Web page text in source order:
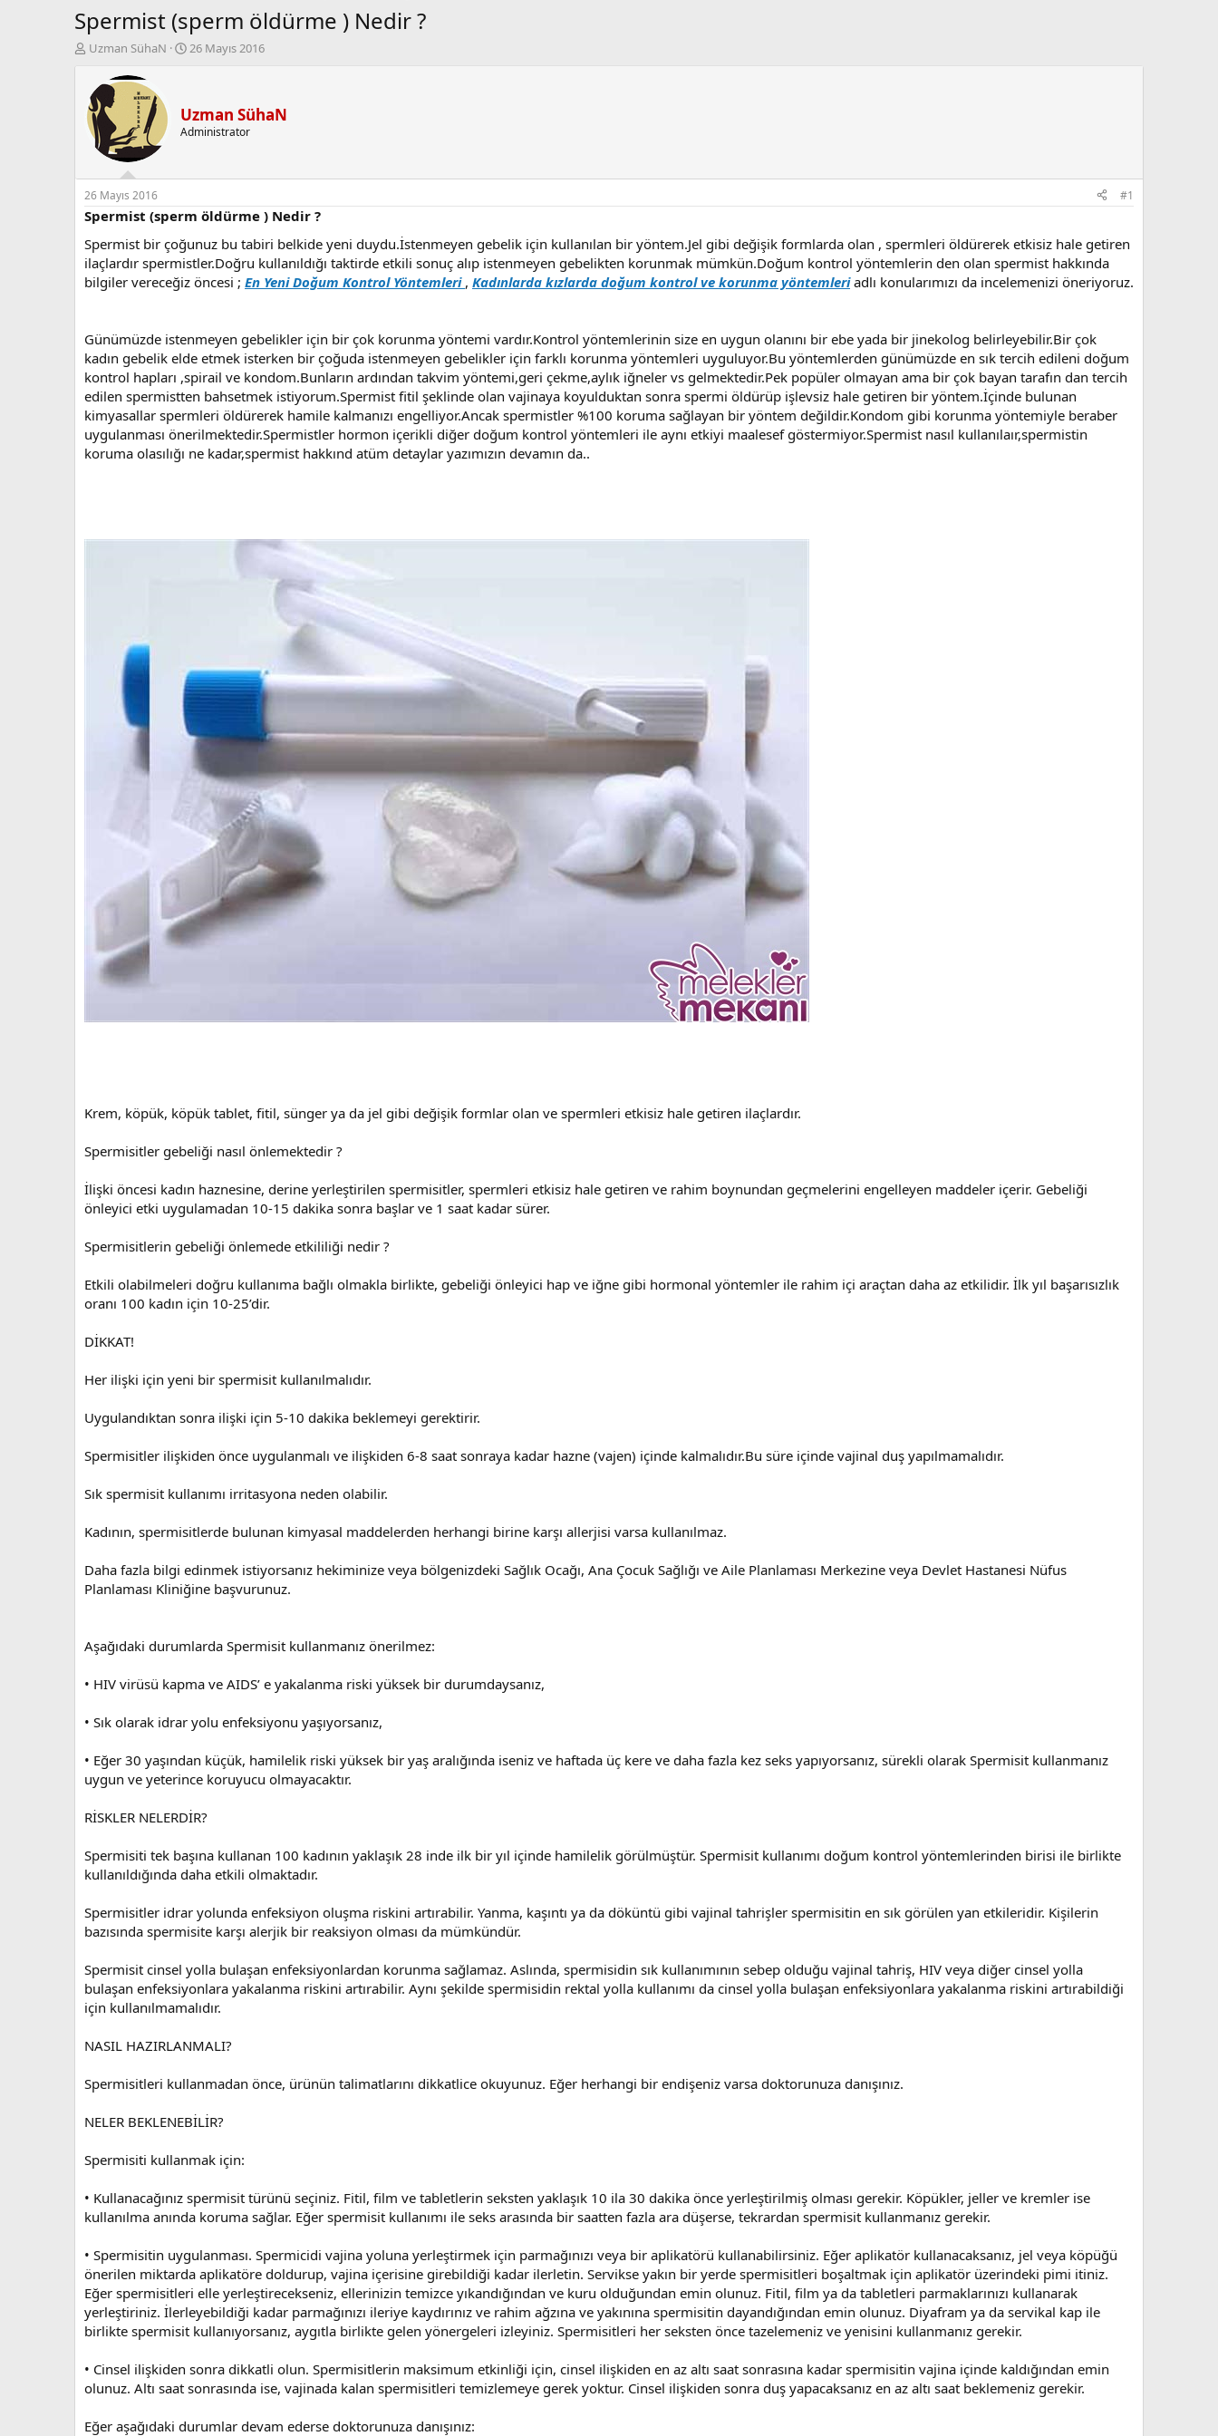
Spermist (sperm öldürme ) Nedir ?
K
b
u
y
a
ş
l
a
t
a
n
Uzman SühaN
B
a
n
ç
a
r
i
h
26 Mayıs 2016
Uzman SühaN
Administrator
26 Mayıs 2016 #1
Spermist (sperm öldürme ) Nedir ?
Spermist bir çoğunuz bu tabiri belkide yeni duydu.İstenmeyen gebelik için kullanılan bir yöntem.Jel gibi değişik formlarda olan , spermleri öldürerek etkisiz hale getiren
ilaçlardır spermistler.Doğru kullanıldığı taktirde etkili sonuç alıp istenmeyen gebelikten korunmak mümkün.Doğum kontrol yöntemlerin den olan spermist hakkında
bilgiler vereceğiz öncesi ; En Yeni Doğum Kontrol Yöntemleri , Kadınlarda kızlarda doğum kontrol ve korunma yöntemleriadlı konularımızı da incelemenizi öneriyoruz.
Günümüzde istenmeyen gebelikler için bir çok korunma yöntemi vardır.Kontrol yöntemlerinin size en uygun olanını bir ebe yada bir jinekolog belirleyebilir.Bir çok
kadın gebelik elde etmek isterken bir çoğuda istenmeyen gebelikler için farklı korunma yöntemleri uyguluyor.Bu yöntemlerden günümüzde en sık tercih edileni doğum
kontrol hapları ,spirail ve kondom.Bunların ardından takvim yöntemi,geri çekme,aylık iğneler vs gelmektedir.Pek popüler olmayan ama bir çok bayan tarafın dan tercih
edilen spermistten bahsetmek istiyorum.Spermist fitil şeklinde olan vajinaya koyulduktan sonra spermi öldürüp işlevsiz hale getiren bir yöntem.İçinde bulunan
kimyasallar spermleri öldürerek hamile kalmanızı engelliyor.Ancak spermistler %100 koruma sağlayan bir yöntem değildir.Kondom gibi korunma yöntemiyle beraber
uygulanması önerilmektedir.Spermistler hormon içerikli diğer doğum kontrol yöntemleri ile aynı etkiyi maalesef göstermiyor.Spermist nasıl kullanılaır,spermistin
koruma olasılığı ne kadar,spermist hakkınd atüm detaylar yazımızın devamın da..
Krem, köpük, köpük tablet, fitil, sünger ya da jel gibi değişik formlar olan ve spermleri etkisiz hale getiren ilaçlardır.
Spermisitler gebeliği nasıl önlemektedir ?
İlişki öncesi kadın haznesine, derine yerleştirilen spermisitler, spermleri etkisiz hale getiren ve rahim boynundan geçmelerini engelleyen maddeler içerir. Gebeliği
önleyici etki uygulamadan 10-15 dakika sonra başlar ve 1 saat kadar sürer.
Spermisitlerin gebeliği önlemede etkililiği nedir ?
Etkili olabilmeleri doğru kullanıma bağlı olmakla birlikte, gebeliği önleyici hap ve iğne gibi hormonal yöntemler ile rahim içi araçtan daha az etkilidir. İlk yıl başarısızlık
oranı 100 kadın için 10-25’dir.
DİKKAT!
Her ilişki için yeni bir spermisit kullanılmalıdır.
Uygulandıktan sonra ilişki için 5-10 dakika beklemeyi gerektirir.
Spermisitler ilişkiden önce uygulanmalı ve ilişkiden 6-8 saat sonraya kadar hazne (vajen) içinde kalmalıdır.Bu süre içinde vajinal duş yapılmamalıdır.
Sık spermisit kullanımı irritasyona neden olabilir.
Kadının, spermisitlerde bulunan kimyasal maddelerden herhangi birine karşı allerjisi varsa kullanılmaz.
Daha fazla bilgi edinmek istiyorsanız hekiminize veya bölgenizdeki Sağlık Ocağı, Ana Çocuk Sağlığı ve Aile Planlaması Merkezine veya Devlet Hastanesi Nüfus
Planlaması Kliniğine başvurunuz.
Aşağıdaki durumlarda Spermisit kullanmanız önerilmez:
• HIV virüsü kapma ve AIDS’ e yakalanma riski yüksek bir durumdaysanız,
• Sık olarak idrar yolu enfeksiyonu yaşıyorsanız,
• Eğer 30 yaşından küçük, hamilelik riski yüksek bir yaş aralığında iseniz ve haftada üç kere ve daha fazla kez seks yapıyorsanız, sürekli olarak Spermisit kullanmanız
uygun ve yeterince koruyucu olmayacaktır.
RİSKLER NELERDİR?
Spermisiti tek başına kullanan 100 kadının yaklaşık 28 inde ilk bir yıl içinde hamilelik görülmüştür. Spermisit kullanımı doğum kontrol yöntemlerinden birisi ile birlikte
kullanıldığında daha etkili olmaktadır.
Spermisitler idrar yolunda enfeksiyon oluşma riskini artırabilir. Yanma, kaşıntı ya da döküntü gibi vajinal tahrişler spermisitin en sık görülen yan etkileridir. Kişilerin
bazısında spermisite karşı alerjik bir reaksiyon olması da mümkündür.
Spermisit cinsel yolla bulaşan enfeksiyonlardan korunma sağlamaz. Aslında, spermisidin sık kullanımının sebep olduğu vajinal tahriş, HIV veya diğer cinsel yolla
bulaşan enfeksiyonlara yakalanma riskini artırabilir. Aynı şekilde spermisidin rektal yolla kullanımı da cinsel yolla bulaşan enfeksiyonlara yakalanma riskini artırabildiği
için kullanılmamalıdır.
NASIL HAZIRLANMALI?
Spermisitleri kullanmadan önce, ürünün talimatlarını dikkatlice okuyunuz. Eğer herhangi bir endişeniz varsa doktorunuza danışınız.
NELER BEKLENEBİLİR?
Spermisiti kullanmak için:
• Kullanacağınız spermisit türünü seçiniz. Fitil, film ve tabletlerin seksten yaklaşık 10 ila 30 dakika önce yerleştirilmiş olması gerekir. Köpükler, jeller ve kremler ise
kullanılma anında koruma sağlar. Eğer spermisit kullanımı ile seks arasında bir saatten fazla ara düşerse, tekrardan spermisit kullanmanız gerekir.
• Spermisitin uygulanması. Spermicidi vajina yoluna yerleştirmek için parmağınızı veya bir aplikatörü kullanabilirsiniz. Eğer aplikatör kullanacaksanız, jel veya köpüğü
önerilen miktarda aplikatöre doldurup, vajina içerisine girebildiği kadar ilerletin. Servikse yakın bir yerde spermisitleri boşaltmak için aplikatör üzerindeki pimi itiniz.
Eğer spermisitleri elle yerleştirecekseniz, ellerinizin temizce yıkandığından ve kuru olduğundan emin olunuz. Fitil, film ya da tabletleri parmaklarınızı kullanarak
yerleştiriniz. İlerleyebildiği kadar parmağınızı ileriye kaydırınız ve rahim ağzına ve yakınına spermisitin dayandığından emin olunuz. Diyafram ya da servikal kap ile
birlikte spermisit kullanıyorsanız, aygıtla birlikte gelen yönergeleri izleyiniz. Spermisitleri her seksten önce tazelemeniz ve yenisini kullanmanız gerekir.
• Cinsel ilişkiden sonra dikkatli olun. Spermisitlerin maksimum etkinliği için, cinsel ilişkiden en az altı saat sonrasına kadar spermisitin vajina içinde kaldığından emin
olunuz. Altı saat sonrasında ise, vajinada kalan spermisitleri temizlemeye gerek yoktur. Cinsel ilişkiden sonra duş yapacaksanız en az altı saat beklemeniz gerekir.
Eğer aşağıdaki durumlar devam ederse doktorunuza danışınız: